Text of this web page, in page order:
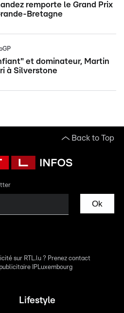
remporte le Grand Prix
Bretagne
et dominateur, Martin
à Silverstone
Back to Top
Ok
sur RTL.lu ? Prenez contact
IPLuxembourg
Lifestyle